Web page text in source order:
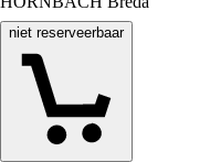
niet reserveerbaar